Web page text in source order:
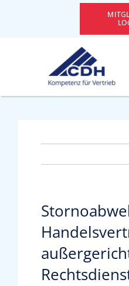
CDH Kennenlernen
Services
Events